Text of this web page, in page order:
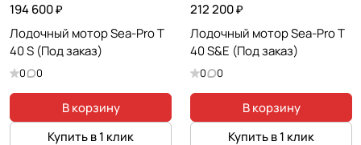
194 600 ₽
Лодочный мотор Sea-Pro T
40 S (Под заказ)
0 0
В корзину
Купить в 1 клик
212 200 ₽
Лодочный мотор Sea-Pro T
40 S&E (Под заказ)
0 0
В корзину
Купить в 1 клик